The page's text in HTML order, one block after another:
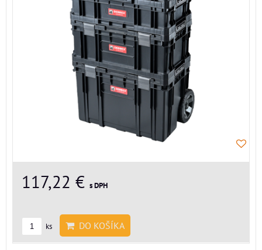
117,22 € s DPH
ks DO KOŠÍKA